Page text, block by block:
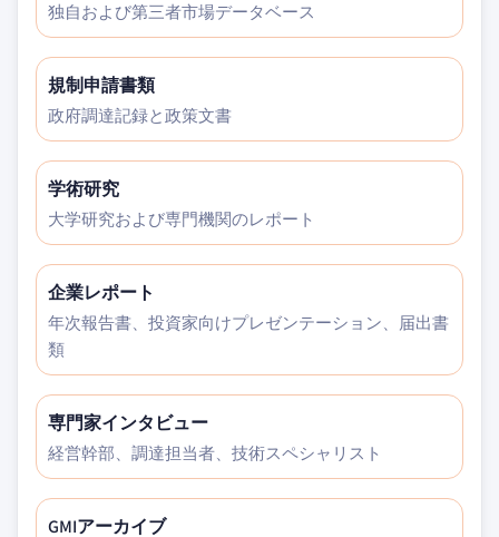
独自および第三者市場データベース
規制申請書類
政府調達記録と政策文書
学術研究
大学研究および専門機関のレポート
企業レポート
年次報告書、投資家向けプレゼンテーション、届出書
類
専門家インタビュー
経営幹部、調達担当者、技術スペシャリスト
GMIアーカイブ